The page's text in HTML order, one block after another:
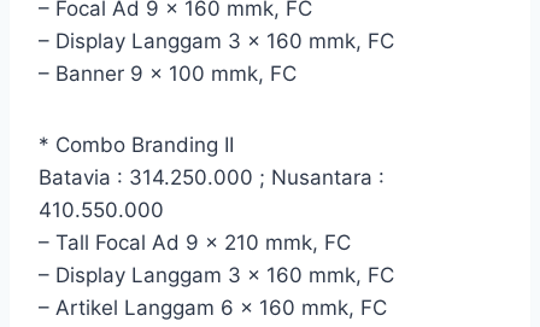
– Focal Ad 9 x 160 mmk, FC
– Display Langgam 3 x 160 mmk, FC
– Banner 9 x 100 mmk, FC
* Combo Branding II
Batavia : 314.250.000 ; Nusantara :
410.550.000
– Tall Focal Ad 9 x 210 mmk, FC
– Display Langgam 3 x 160 mmk, FC
– Artikel Langgam 6 x 160 mmk, FC